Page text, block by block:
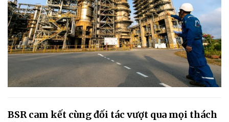
BSR cam kết cùng đối tác vượt qua mọi thách